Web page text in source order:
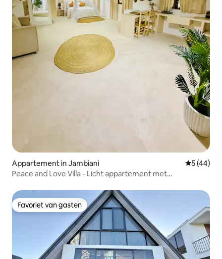
Appartement in Jambiani
5 (44)
Peace and Love Villa - Licht appartement met
Favoriet van gasten
Favoriet van gasten